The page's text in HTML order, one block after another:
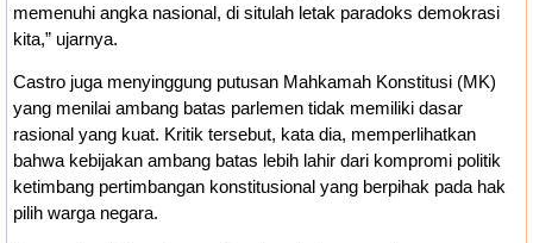
memenuhi angka nasional, di situlah letak paradoks demokrasi
kita,” ujarnya.
Castro juga menyinggung putusan Mahkamah Konstitusi (MK)
yang menilai ambang batas parlemen tidak memiliki dasar
rasional yang kuat. Kritik tersebut, kata dia, memperlihatkan
bahwa kebijakan ambang batas lebih lahir dari kompromi politik
ketimbang pertimbangan konstitusional yang berpihak pada hak
pilih warga negara.